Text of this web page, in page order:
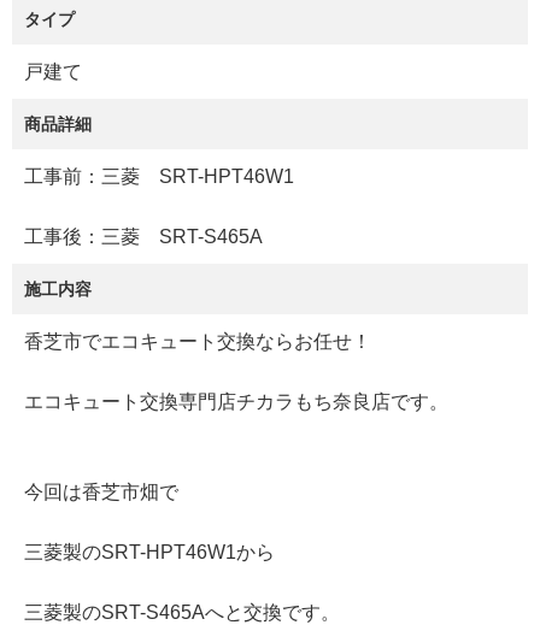
タイプ
戸建て
商品詳細
工事前：三菱 SRT-HPT46W1
工事後：三菱 SRT-S465A
施工内容
香芝市でエコキュート交換ならお任せ！
エコキュート交換専門店チカラもち奈良店です。
今回は香芝市畑で
三菱製のSRT-HPT46W1から
三菱製のSRT-S465Aへと交換です。